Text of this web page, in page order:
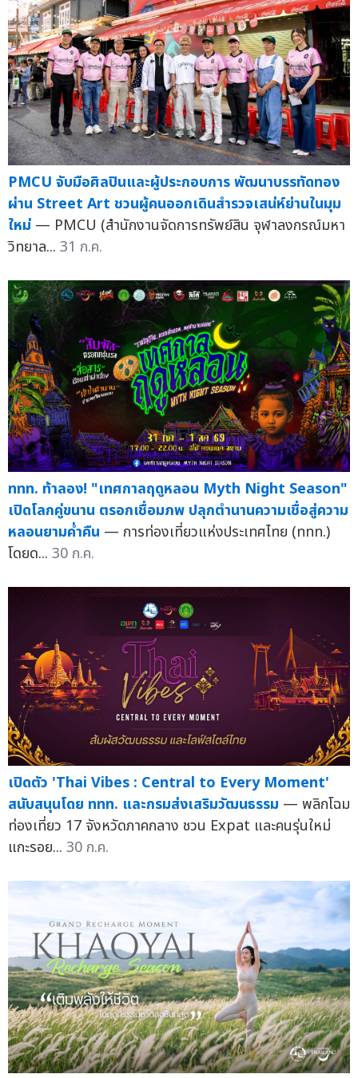
PMCU จับมือศิลปินและผู้ประกอบการ พัฒนาบรรทัดทอง
ผ่าน Street Art ชวนผู้คนออกเดินสำรวจเสน่ห์ย่านในมุม
ใหม่ — PMCU (สำนักงานจัดการทรัพย์สิน จุฬาลงกรณ์มหา
วิทยาล... 31 ก.ค.
ททท. ท้าลอง! "เทศกาลฤดูหลอน Myth Night Season"
เปิดโลกคู่ขนาน ตรอกเชื่อมภพ ปลุกตำนานความเชื่อสู่ความ
หลอนยามค่ำคืน — การท่องเที่ยวแห่งประเทศไทย (ททท.)
โดยด... 30 ก.ค.
เปิดตัว 'Thai Vibes : Central to Every Moment'
สนับสนุนโดย ททท. และกรมส่งเสริมวัฒนธรรม — พลิกโฉม
ท่องเที่ยว 17 จังหวัดภาคกลาง ชวน Expat และคนรุ่นใหม่
แกะรอย... 30 ก.ค.